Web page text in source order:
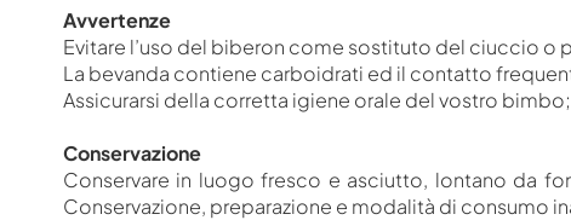
Avvertenze
Evitare l’uso del biberon come sostituto del ciuccio o
La bevanda contiene carboidrati ed il contatto
Assicurarsi della corretta igiene orale del vostro
Conservazione
Conservare in luogo fresco e asciutto, lontano da
Conservazione, preparazione e modalità di consumo